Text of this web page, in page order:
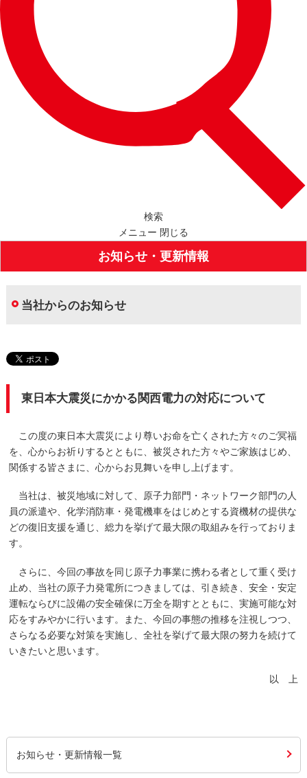
検索
メニュー 閉じる
お知らせ・更新情報
当社からのお知らせ
東日本大震災にかかる関西電力の対応について
この度の東日本大震災により尊いお命を亡くされた方々のご冥福
を、心からお祈りするとともに、被災された方々やご家族はじめ、
関係する皆さまに、心からお見舞いを申し上げます。
当社は、被災地域に対して、原子力部門・ネットワーク部門の人
員の派遣や、化学消防車・発電機車をはじめとする資機材の提供な
どの復旧支援を通じ、総力を挙げて最大限の取組みを行っておりま
す。
さらに、今回の事故を同じ原子力事業に携わる者として重く受け
止め、当社の原子力発電所につきましては、引き続き、安全・安定
運転ならびに設備の安全確保に万全を期すとともに、実施可能な対
応をすみやかに行います。また、今回の事態の推移を注視しつつ、
さらなる必要な対策を実施し、全社を挙げて最大限の努力を続けて
いきたいと思います。
以 上
お知らせ・更新情報一覧